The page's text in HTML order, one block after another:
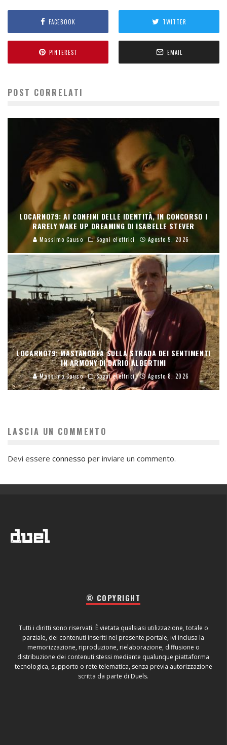
FACEBOOK TWITTER
PINTEREST EMAIL
POST CORRELATI
LOCARNO79: AI CONFINI DELLE IDENTITÀ, IN CONCORSO I
RARELY WAKE UP DREAMING DI ISABELLE STEVER
Massimo Causo Sogni elettrici Agosto 9, 2026
LOCARNO79: MASTANDREA SULLA STRADA DEI SENTIMENTI
IN ARMONY DI DARIO ALBERTINI
Massimo Causo Sogni elettrici Agosto 8, 2026
LASCIA UN COMMENTO
Devi essere connesso per inviare un commento.
© COPYRIGHT
Tutti i diritti sono riservati. È vietata qualsiasi utilizzazione, totale o
parziale, dei contenuti inseriti nel presente portale, ivi inclusa la
memorizzazione, riproduzione, rielaborazione, diffusione o
distribuzione dei contenuti stessi mediante qualunque piattaforma
tecnologica, supporto o rete telematica, senza previa autorizzazione
scritta da parte di Duels.